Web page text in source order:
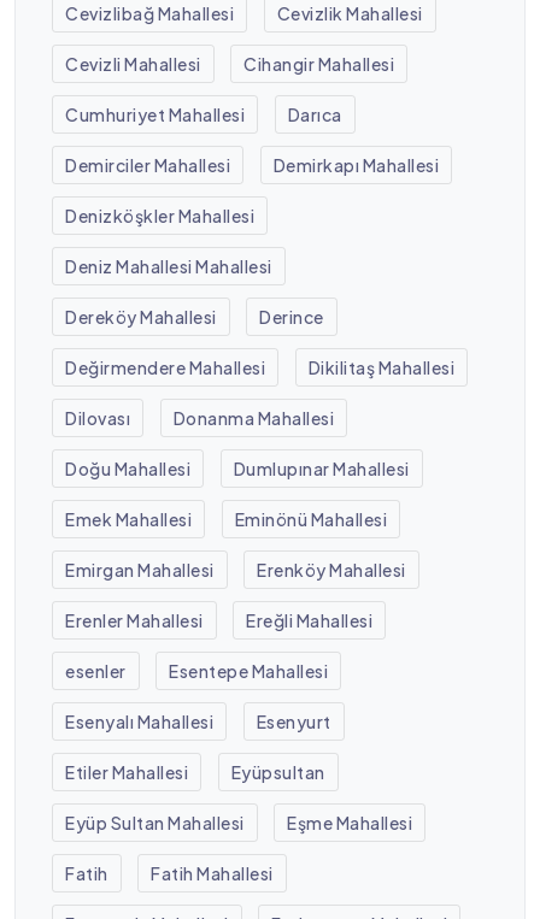
Cevizlibağ Mahallesi Cevizlik Mahallesi
Cevizli Mahallesi Cihangir Mahallesi
Cumhuriyet Mahallesi Darıca
Demirciler Mahallesi Demirkapı Mahallesi
Denizköşkler Mahallesi
Deniz Mahallesi Mahallesi
Dereköy Mahallesi Derince
Değirmendere Mahallesi Dikilitaş Mahallesi
Dilovası Donanma Mahallesi
Doğu Mahallesi Dumlupınar Mahallesi
Emek Mahallesi Eminönü Mahallesi
Emirgan Mahallesi Erenköy Mahallesi
Erenler Mahallesi Ereğli Mahallesi
esenler Esentepe Mahallesi
Esenyalı Mahallesi Esenyurt
Etiler Mahallesi Eyüpsultan
Eyüp Sultan Mahallesi Eşme Mahallesi
Fatih Fatih Mahallesi